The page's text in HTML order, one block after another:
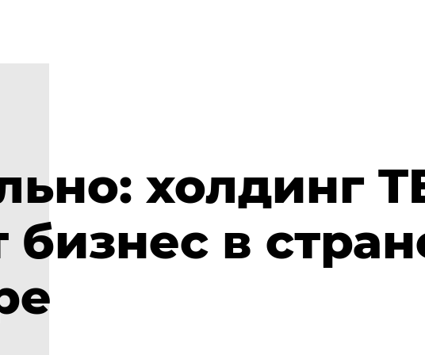
холдинг
бизнес в